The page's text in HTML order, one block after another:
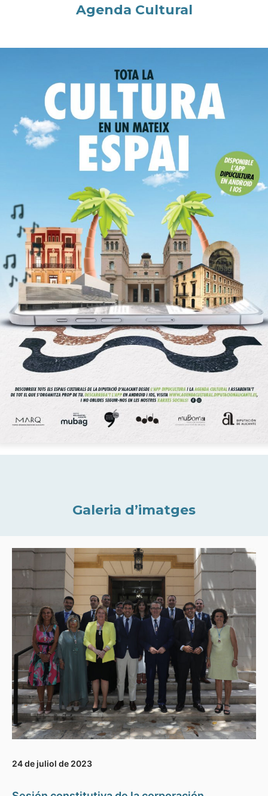
Agenda Cultural
Galeria d’imatges
24 de juliol de 2023